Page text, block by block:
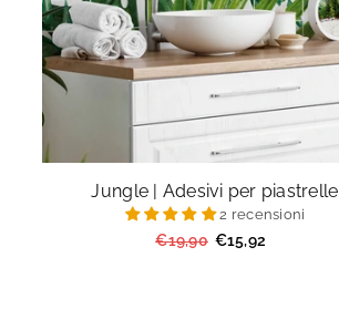
Jungle | Adesivi per piastrelle
2 recensioni
Prezzo
€19,90 €15,92